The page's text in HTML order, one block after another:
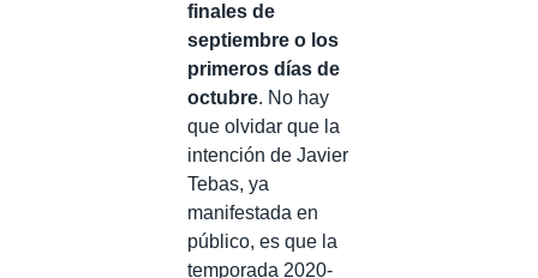
finales de
septiembre o los
primeros días de
octubre. No hay
que olvidar que la
intención de Javier
Tebas, ya
manifestada en
público, es que la
temporada 2020-